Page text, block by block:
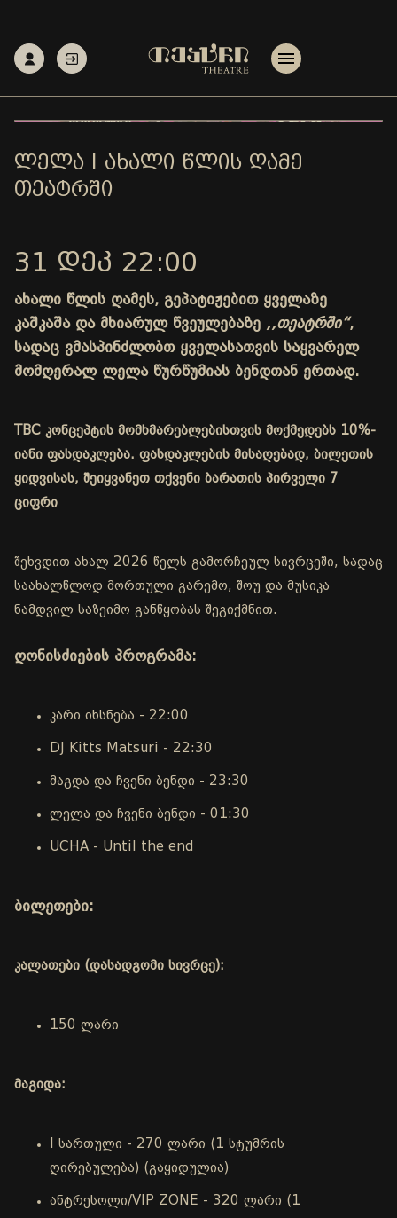
ᲚᲔᲚᲐ I ᲐᲮᲐᲚᲘ ᲬᲚᲘᲡ ᲦᲐᲛᲔ
ᲗᲔᲐᲢᲠᲨᲘ
31 ᲓᲔᲙ 22:00
ახალი წლის ღამეს, გეპატიჟებით ყველაზე
კაშკაშა და მხიარულ წვეულებაზე ,,თეატრში“,
სადაც ვმასპინძლობთ ყველასათვის საყვარელ
მომღერალ ლელა წურწუმიას ბენდთან ერთად.
TBC კონცეპტის მომხმარებლებისთვის მოქმედებს 10%-
იანი ფასდაკლება. ფასდაკლების მისაღებად, ბილეთის
ყიდვისას, შეიყვანეთ თქვენი ბარათის პირველი 7
ციფრი
შეხვდით ახალ 2026 წელს გამორჩეულ სივრცეში, სადაც
საახალწლოდ მორთული გარემო, შოუ და მუსიკა
ნამდვილ საზეიმო განწყობას შეგიქმნით.
ღონისძიების პროგრამა:
კარი იხსნება - 22:00
DJ Kitts Matsuri - 22:30
მაგდა და ჩვენი ბენდი - 23:30
ლელა და ჩვენი ბენდი - 01:30
UCHA - Until the end
ბილეთები:
კალათები (დასადგომი სივრცე):
150 ლარი
მაგიდა:
I სართული - 270 ლარი (1 სტუმრის
ღირებულება) (გაყიდულია)
ანტრესოლი/VIP ZONE - 320 ლარი (1